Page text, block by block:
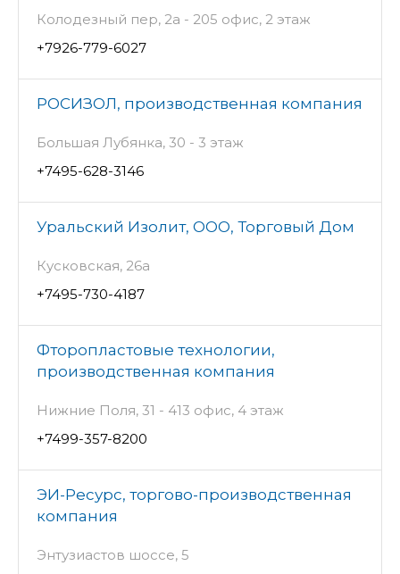
Колодезный пер, 2а - 205 офис, 2 этаж
+7926-779-6027
РОСИЗОЛ, производственная компания
Большая Лубянка, 30 - 3 этаж
+7495-628-3146
Уральский Изолит, ООО, Торговый Дом
Кусковская, 26а
+7495-730-4187
Фторопластовые технологии,
производственная компания
Нижние Поля, 31 - 413 офис, 4 этаж
+7499-357-8200
ЭИ-Ресурс, торгово-производственная
компания
Энтузиастов шоссе, 5